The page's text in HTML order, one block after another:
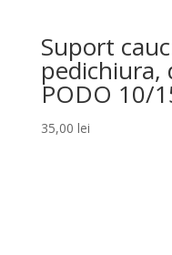
Suport
PODO 10/
35,00 lei